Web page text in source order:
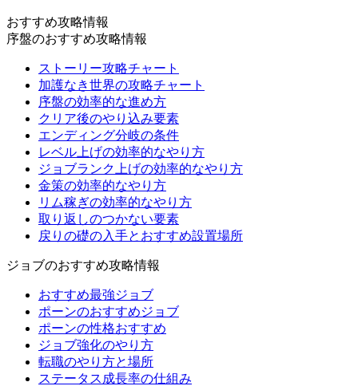
おすすめ攻略情報
序盤のおすすめ攻略情報
ストーリー攻略チャート
加護なき世界の攻略チャート
序盤の効率的な進め方
クリア後のやり込み要素
エンディング分岐の条件
レベル上げの効率的なやり方
ジョブランク上げの効率的なやり方
金策の効率的なやり方
リム稼ぎの効率的なやり方
取り返しのつかない要素
戻りの礎の入手とおすすめ設置場所
ジョブのおすすめ攻略情報
おすすめ最強ジョブ
ポーンのおすすめジョブ
ポーンの性格おすすめ
ジョブ強化のやり方
転職のやり方と場所
ステータス成長率の仕組み